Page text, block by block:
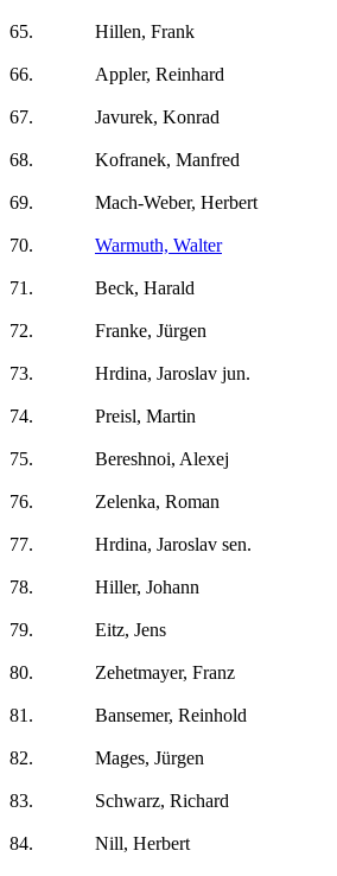
65.
Hillen, Frank
66.
Appler, Reinhard
67.
Javurek, Konrad
68.
Kofranek, Manfred
69.
Mach-Weber, Herbert
70.
Warmuth, Walter
71.
Beck, Harald
72.
Franke, Jürgen
73.
Hrdina, Jaroslav jun.
74.
Preisl, Martin
75.
Bereshnoi, Alexej
76.
Zelenka, Roman
77.
Hrdina, Jaroslav sen.
78.
Hiller, Johann
79.
Eitz, Jens
80.
Zehetmayer, Franz
81.
Bansemer, Reinhold
82.
Mages, Jürgen
83.
Schwarz, Richard
84.
Nill, Herbert